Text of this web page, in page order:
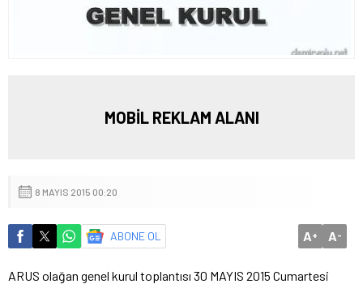
MOBİL REKLAM ALANI
8 MAYIS 2015 00:20
ABONE OL A+ A-
ARUS olağan genel kurul toplantısı 30 MAYIS 2015 Cumartesi